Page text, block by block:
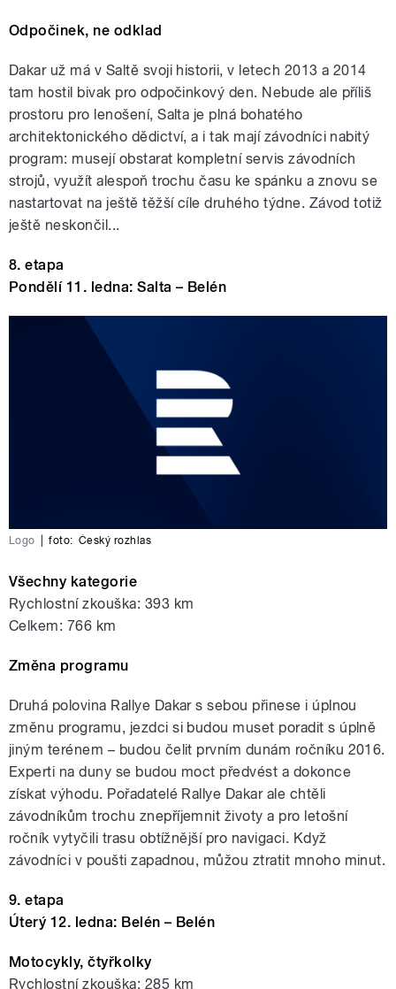
Odpočinek, ne odklad
Dakar už má v Saltě svoji historii, v letech 2013 a 2014
tam hostil bivak pro odpočinkový den. Nebude ale příliš
prostoru pro lenošení, Salta je plná bohatého
architektonického dědictví, a i tak mají závodníci nabitý
program: musejí obstarat kompletní servis závodních
strojů, využít alespoň trochu času ke spánku a znovu se
nastartovat na ještě těžší cíle druhého týdne. Závod totiž
ještě neskončil...
8. etapa
Pondělí 11. ledna: Salta – Belén
Logo foto: Český rozhlas
Všechny kategorie
Rychlostní zkouška: 393 km
Celkem: 766 km
Změna programu
Druhá polovina Rallye Dakar s sebou přinese i úplnou
změnu programu, jezdci si budou muset poradit s úplně
jiným terénem – budou čelit prvním dunám ročníku 2016.
Experti na duny se budou moct předvést a dokonce
získat výhodu. Pořadatelé Rallye Dakar ale chtěli
závodníkům trochu znepříjemnit životy a pro letošní
ročník vytyčili trasu obtížnější pro navigaci. Když
závodníci v poušti zapadnou, můžou ztratit mnoho minut.
9. etapa
Úterý 12. ledna: Belén – Belén
Motocykly, čtyřkolky
Rychlostní zkouška: 285 km